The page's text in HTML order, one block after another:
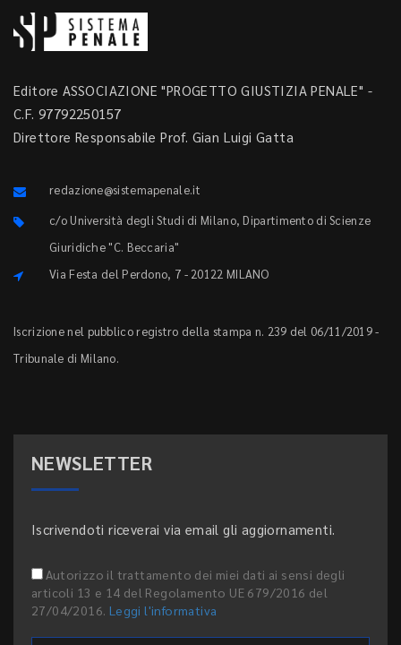
Editore ASSOCIAZIONE "PROGETTO GIUSTIZIA PENALE" -
C.F. 97792250157
Direttore Responsabile Prof. Gian Luigi Gatta
redazione@sistemapenale.it
c/o Università degli Studi di Milano, Dipartimento di Scienze
Giuridiche "C. Beccaria"
Via Festa del Perdono, 7 - 20122 MILANO
Iscrizione nel pubblico registro della stampa n. 239 del 06/11/2019 -
Tribunale di Milano.
NEWSLETTER
Iscrivendoti riceverai via email gli aggiornamenti.
Autorizzo il trattamento dei miei dati ai sensi degli
articoli 13 e 14 del Regolamento UE 679/2016 del
27/04/2016. Leggi l'informativa